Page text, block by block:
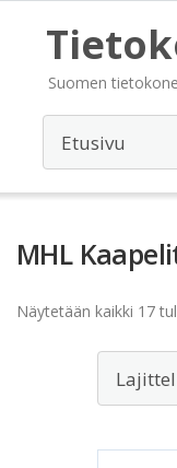
Suomen
MHL
Näytetään kaikki 17